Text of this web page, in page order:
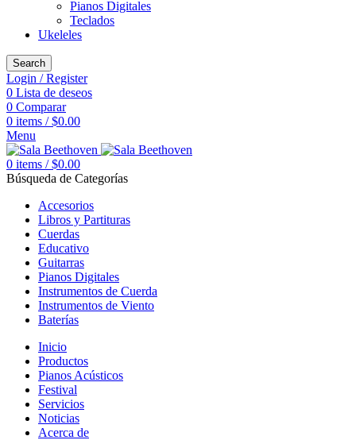
Pianos Digitales
Teclados
Ukeleles
Search
Login / Register
0 Lista de deseos
0 Comparar
0 items / $0.00
Menu
0 items / $0.00
Búsqueda de Categorías
Accesorios
Libros y Partituras
Cuerdas
Educativo
Guitarras
Pianos Digitales
Instrumentos de Cuerda
Instrumentos de Viento
Baterías
Inicio
Productos
Pianos Acústicos
Festival
Servicios
Noticias
Acerca de